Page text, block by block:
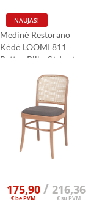
Medinė Restorano
Kėdė LOOMI 811
Rattan Pilka Sėdynė
NAUJAS!
175,90
€ be PVM
/ 216,36
€ su PVM